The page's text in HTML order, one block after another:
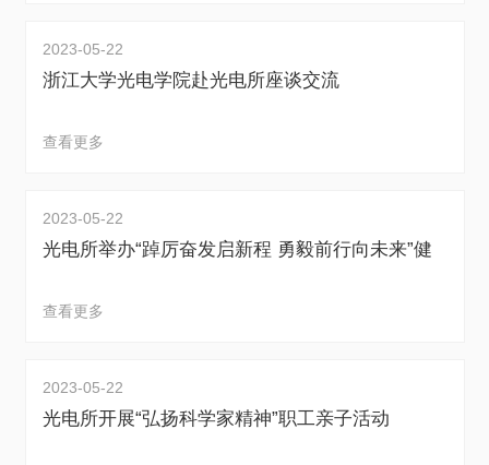
2023-05-22
浙江大学光电学院赴光电所座谈交流
查看更多
2023-05-22
光电所举办“踔厉奋发启新程 勇毅前行向未来”健
查看更多
2023-05-22
光电所开展“弘扬科学家精神”职工亲子活动